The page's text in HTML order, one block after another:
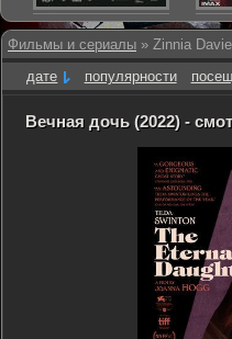
Фильмы и сериалы » Zinnia
дате
популярности
Вечная дочь (2022) -